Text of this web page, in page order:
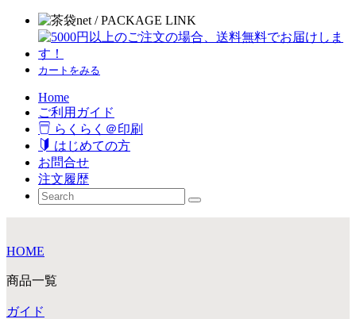
カートをみる
Home
ご利用ガイド
らくらく＠印刷
はじめての方
お問合せ
注文履歴
HOME
商品一覧
ガイド